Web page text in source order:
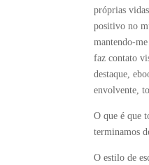
próprias
positivo no
mantendo-
faz contato
destaque,
envolvente,
O que é que
terminamos
O estilo de